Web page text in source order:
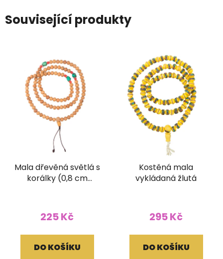
Související produkty
Mala dřevěná světlá s
korálky (0,8 cm
225 Kč
DO KOŠÍKU
Kostěná mala
vykládaná žlutá
295 Kč
DO KOŠÍKU